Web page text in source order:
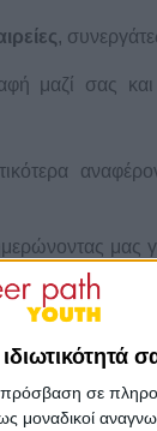
πρόσβαση σε
,
μαζί σας
μας
σε